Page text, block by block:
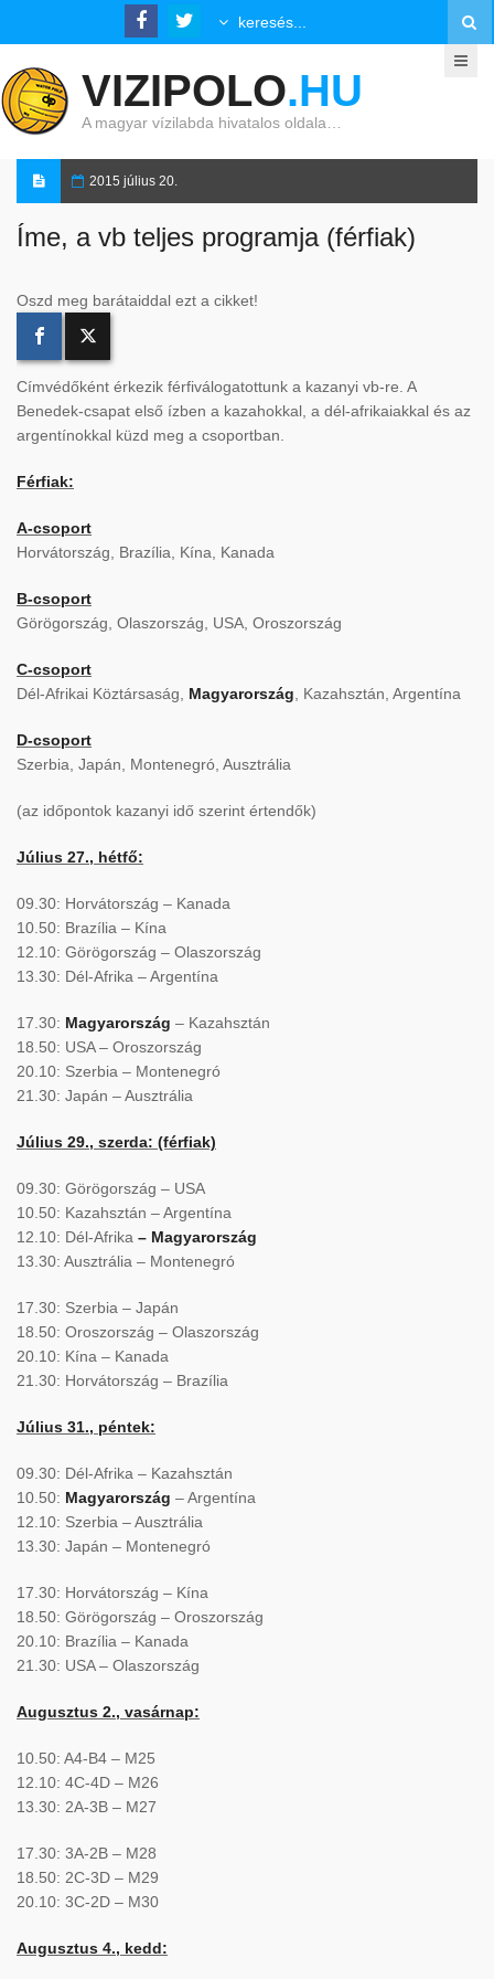
VIZIPOLO.HU
A magyar vízilabda hivatalos oldala…
2015 július 20.
Íme, a vb teljes programja (férfiak)
Oszd meg barátaiddal ezt a cikket!
Címvédőként érkezik férfiválogatottunk a kazanyi vb-re. A
Benedek-csapat első ízben a kazahokkal, a dél-afrikaiakkal és az
argentínokkal küzd meg a csoportban.
Férfiak:
A-csoport
Horvátország, Brazília, Kína, Kanada
B-csoport
Görögország, Olaszország, USA, Oroszország
C-csoport
Dél-Afrikai Köztársaság,
Magyarország , Kazahsztán, Argentína
D-csoport
Szerbia, Japán, Montenegró, Ausztrália
(az időpontok kazanyi idő szerint értendők)
Július 27., hétfő:
09.30: Horvátország – Kanada
10.50: Brazília – Kína
12.10: Görögország – Olaszország
13.30: Dél-Afrika – Argentína
17.30: Magyarország – Kazahsztán
18.50: USA – Oroszország
20.10: Szerbia – Montenegró
21.30: Japán – Ausztrália
Július 29., szerda: (férfiak)
09.30: Görögország – USA
10.50: Kazahsztán – Argentína
12.10: Dél-Afrika – Magyarország
13.30: Ausztrália – Montenegró
17.30: Szerbia – Japán
18.50: Oroszország – Olaszország
20.10: Kína – Kanada
21.30: Horvátország – Brazília
Július 31., péntek:
09.30: Dél-Afrika – Kazahsztán
10.50: Magyarország – Argentína
12.10: Szerbia – Ausztrália
13.30: Japán – Montenegró
17.30: Horvátország – Kína
18.50: Görögország – Oroszország
20.10: Brazília – Kanada
21.30: USA – Olaszország
Augusztus 2., vasárnap:
10.50: A4-B4 – M25
12.10: 4C-4D – M26
13.30: 2A-3B – M27
17.30: 3A-2B – M28
18.50: 2C-3D – M29
20.10: 3C-2D – M30
Augusztus 4., kedd: